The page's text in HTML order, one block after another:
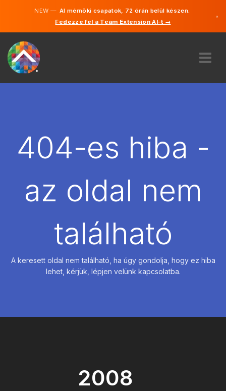
NEW —AI mérnöki csapatok, 72 órán belül készen.
Fedezze fel a Team Extension AI-t →
×
BÉREL
404-es hiba -
az oldal nem
található
A keresett oldal nem található, ha úgy gondolja, hogy ez hiba
lehet, kérjük, lépjen velünk kapcsolatba.
2008